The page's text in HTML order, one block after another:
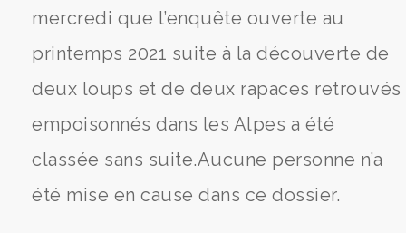
mercredi que l’enquête ouverte au
printemps 2021 suite à la découverte de
deux loups et de deux rapaces retrouvés
empoisonnés dans les Alpes a été
classée sans suite.Aucune personne n’a
été mise en cause dans ce dossier.